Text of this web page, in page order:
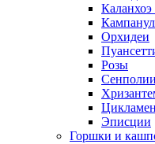
Орхидеи
Розы
Эписции
Горшки и